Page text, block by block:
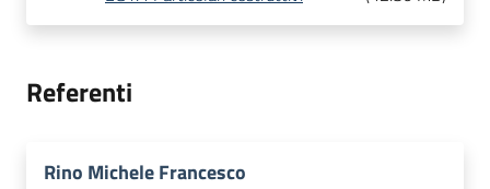
Referenti
Rino Michele Francesco